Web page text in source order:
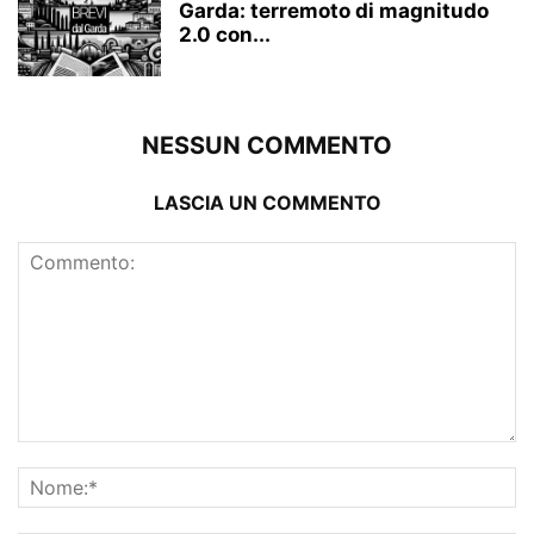
Garda: terremoto di magnitudo
2.0 con...
NESSUN COMMENTO
LASCIA UN COMMENTO